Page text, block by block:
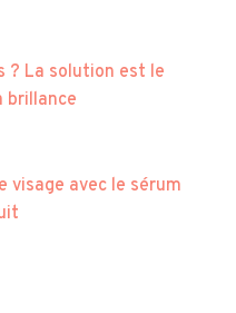
? La solution est le
brillance
visage avec le sérum